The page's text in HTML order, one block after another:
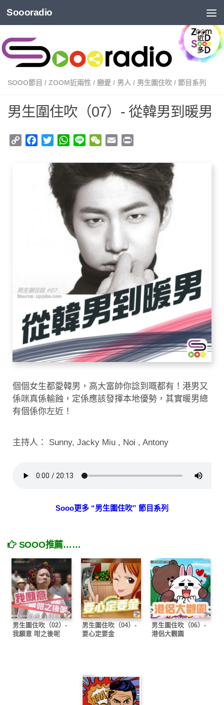
Soooradio
SOOO節目 / ZOOM近兩性 / 戀愛 / 男人 / 男生圍住吹 / 節目系列
男生圍住吹（07）- 從韓男到暖男
Copy
Facebook
TwitterWhatsApp
Line WeChat
Email
個個女生都愛韓男，高大富帥你諗到嘅都有！港男又
係咪真係輸蝕，定係應該發揮本地優勢，其實暖男總
有個係你左近！
主持人： Sunny, Jacky Miu , Noi , Antony
Sooo更多 “男生圍住吹” 節目系列
SOOO推薦……
男生圍住吹（02）-
我願意 咁之後呢
男生圍住吹（04）-
要心定要金
男生圍住吹（06）-
港侶大觀園